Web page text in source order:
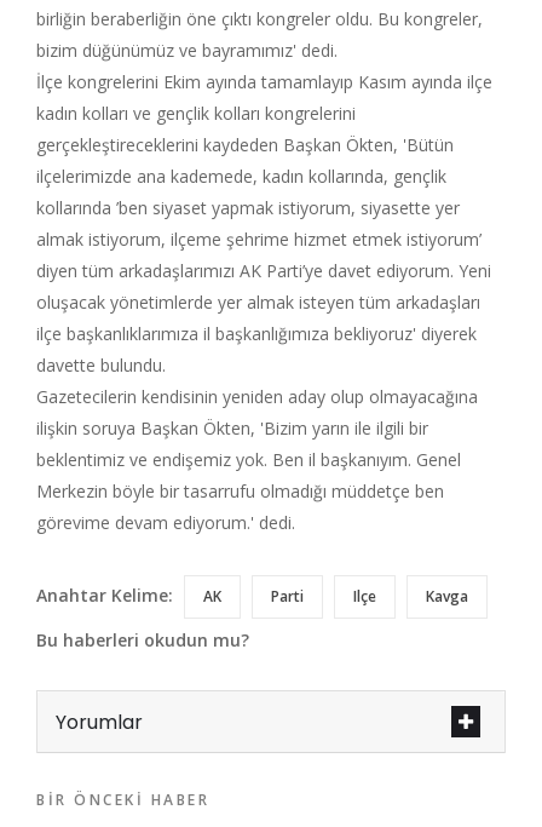
birliğin beraberliğin öne çıktı kongreler oldu. Bu kongreler,
bizim düğünümüz ve bayramımız' dedi.
İlçe kongrelerini Ekim ayında tamamlayıp Kasım ayında ilçe
kadın kolları ve gençlik kolları kongrelerini
gerçekleştireceklerini kaydeden Başkan Ökten, 'Bütün
ilçelerimizde ana kademede, kadın kollarında, gençlik
kollarında ’ben siyaset yapmak istiyorum, siyasette yer
almak istiyorum, ilçeme şehrime hizmet etmek istiyorum’
diyen tüm arkadaşlarımızı AK Parti’ye davet ediyorum. Yeni
oluşacak yönetimlerde yer almak isteyen tüm arkadaşları
ilçe başkanlıklarımıza il başkanlığımıza bekliyoruz' diyerek
davette bulundu.
Gazetecilerin kendisinin yeniden aday olup olmayacağına
ilişkin soruya Başkan Ökten, 'Bizim yarın ile ilgili bir
beklentimiz ve endişemiz yok. Ben il başkanıyım. Genel
Merkezin böyle bir tasarrufu olmadığı müddetçe ben
görevime devam ediyorum.' dedi.
Anahtar Kelime: AK Parti Ilçe Kavga
Bu haberleri okudun mu?
Yorumlar
BIR ÖNCEKI HABER